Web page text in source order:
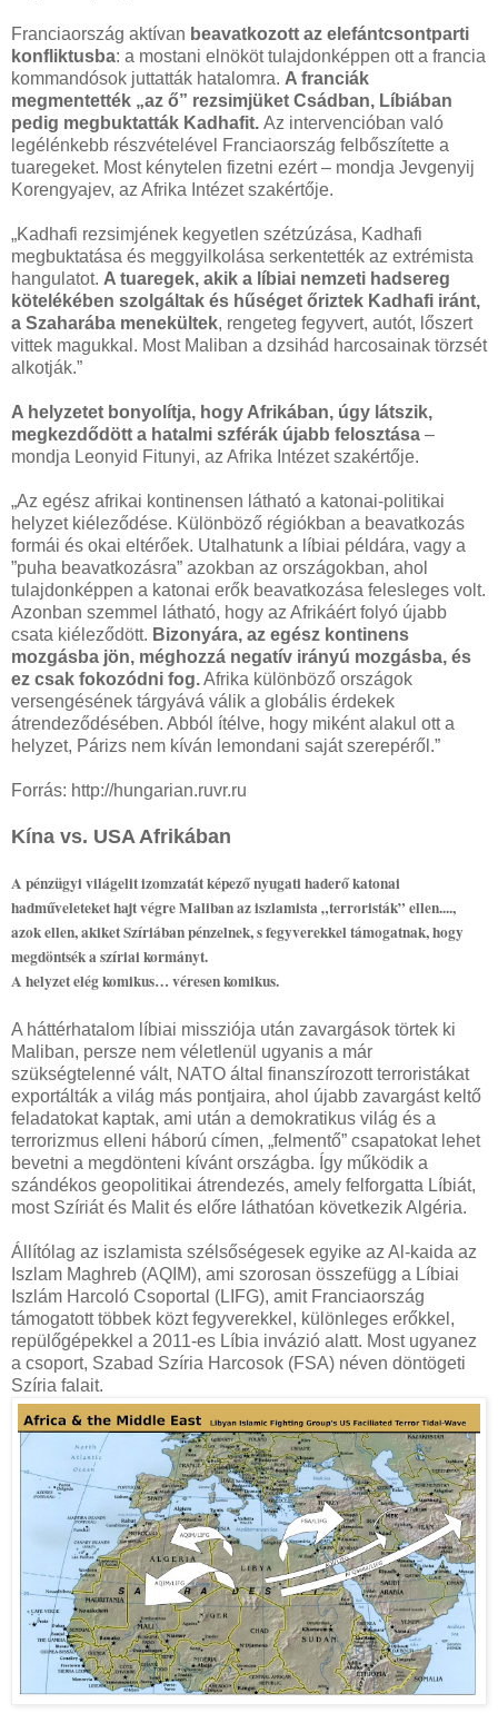
Franciaország aktívan beavatkozott az elefántcsontparti
konfliktusba: a mostani elnököt tulajdonképpen ott a francia
kommandósok juttatták hatalomra. A franciák
megmentették „az ő” rezsimjüket Csádban, Líbiában
pedig megbuktatták Kadhafit. Az intervencióban való
legélénkebb részvételével Franciaország felbőszítette a
tuaregeket. Most kénytelen fizetni ezért – mondja Jevgenyij
Korengyajev, az Afrika Intézet szakértője.
„Kadhafi rezsimjének kegyetlen szétzúzása, Kadhafi
megbuktatása és meggyilkolása serkentették az extrémista
hangulatot. A tuaregek, akik a líbiai nemzeti hadsereg
kötelékében szolgáltak és hűséget őriztek Kadhafi iránt,
a Szaharába menekültek, rengeteg fegyvert, autót, lőszert
vittek magukkal. Most Maliban a dzsihád harcosainak törzsét
alkotják.”
A helyzetet bonyolítja, hogy Afrikában, úgy látszik,
megkezdődött a hatalmi szférák újabb felosztása –
mondja Leonyid Fitunyi, az Afrika Intézet szakértője.
„Az egész afrikai kontinensen látható a katonai-politikai
helyzet kiéleződése. Különböző régiókban a beavatkozás
formái és okai eltérőek. Utalhatunk a líbiai példára, vagy a
”puha beavatkozásra” azokban az országokban, ahol
tulajdonképpen a katonai erők beavatkozása felesleges volt.
Azonban szemmel látható, hogy az Afrikáért folyó újabb
csata kiéleződött. Bizonyára, az egész kontinens
mozgásba jön, méghozzá negatív irányú mozgásba, és
ez csak fokozódni fog.Afrika különböző országok
versengésének tárgyává válik a globális érdekek
átrendeződésében. Abból ítélve, hogy miként alakul ott a
helyzet, Párizs nem kíván lemondani saját szerepéről.”
Forrás: http://hungarian.ruvr.ru
Kína vs. USA Afrikában
A pénzügyi világelit izomzatát képező nyugati haderő katonai
hadműveleteket hajt végre Maliban az iszlamista „terroristák” ellen....,
azok ellen, akiket Szíriában pénzelnek, s fegyverekkel támogatnak, hogy
megdöntsék a szíriai kormányt.
A helyzet elég komikus… véresen komikus.
A háttérhatalom líbiai missziója után zavargások törtek ki
Maliban, persze nem véletlenül ugyanis a már
szükségtelenné vált, NATO által finanszírozott terroristákat
exportálták a világ más pontjaira, ahol újabb zavargást keltő
feladatokat kaptak, ami után a demokratikus világ és a
terrorizmus elleni háború címen, „felmentő” csapatokat lehet
bevetni a megdönteni kívánt országba. Így működik a
szándékos geopolitikai átrendezés, amely felforgatta Líbiát,
most Szíriát és Malit és előre láthatóan következik Algéria.
Állítólag az iszlamista szélsőségesek egyike az Al-kaida az
Iszlam Maghreb (AQIM), ami szorosan összefügg a Líbiai
Iszlám Harcoló Csoportal (LIFG), amit Franciaország
támogatott többek közt fegyverekkel, különleges erőkkel,
repülőgépekkel a 2011-es Líbia invázió alatt. Most ugyanez
a csoport, Szabad Szíria Harcosok (FSA) néven döntögeti
Szíria falait.